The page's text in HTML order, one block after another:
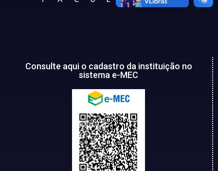
Consulte aqui o cadastro da instituição no
sistema e-MEC